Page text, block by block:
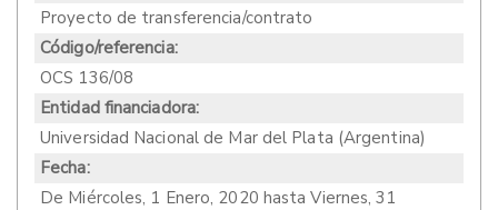
Proyecto de transferencia/contrato
Código/referencia:
OCS 136/08
Entidad financiadora:
Universidad Nacional de Mar del Plata (Argentina)
Fecha:
De Miércoles, 1 Enero, 2020 hastaViernes, 31